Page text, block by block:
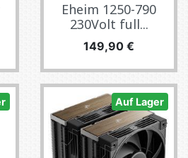
Eheim 1250-790
230Volt full...
Preis
149,90 €
Auf Lager